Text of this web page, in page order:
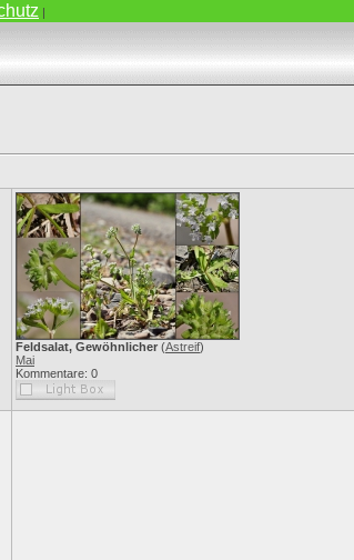
|
Feldsalat, Gewöhnlicher (Astreif)
Mai
Kommentare: 0